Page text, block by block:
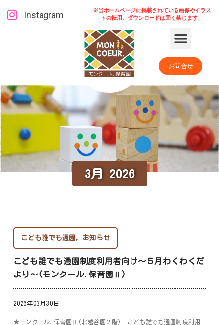
Instagram
※当ホームページに掲載されている画像やイラス
トの転用、ダウンロードは固く禁じます。
お問合せ
3月 2026
こども誰でも通園 , お知らせ
こども誰でも通園制度利用者向け～５月わくわくだ
より～(モンクール.保育園Ⅱ)
2026年03月30日
★モンクール.保育園Ⅱ(北越谷園２階) こども誰でも通園制度利用